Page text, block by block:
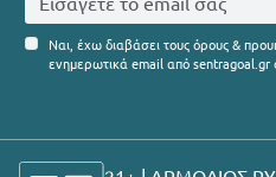
Ναι, έχω διαβάσει τους όρους &
ενημερωτικά email από sentragoal.gr